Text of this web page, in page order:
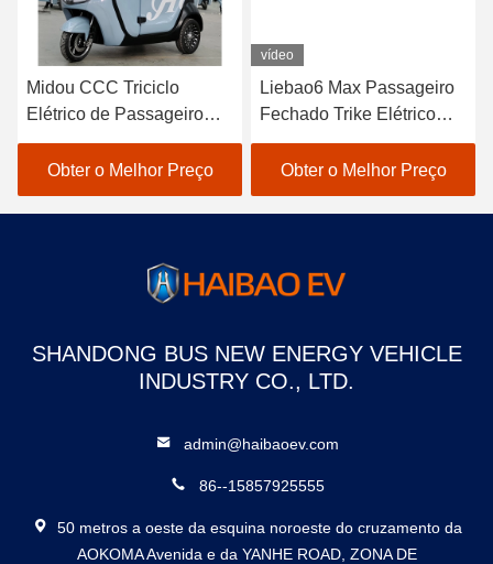
Midou CCC Triciclo
Elétrico de Passageiro
Triciclo Elétrico de 3
Rodas para Passageiro
Obter o Melhor Preço
vídeo
Liebao6 Max Passageiro
Fechado Trike Elétrico
Três Rodas Passageiro
Triciclo Elétrico
Obter o Melhor Preço
SHANDONG BUS NEW ENERGY VEHICLE
INDUSTRY CO., LTD.
admin@haibaoev.com
86--15857925555
50 metros a oeste da esquina noroeste do cruzamento da
AOKOMA Avenida e da YANHE ROAD, ZONA DE